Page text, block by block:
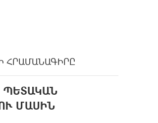
ՀՐԱՄԱՆԱԳԻՐԸ
ՄԱՍԻՆ